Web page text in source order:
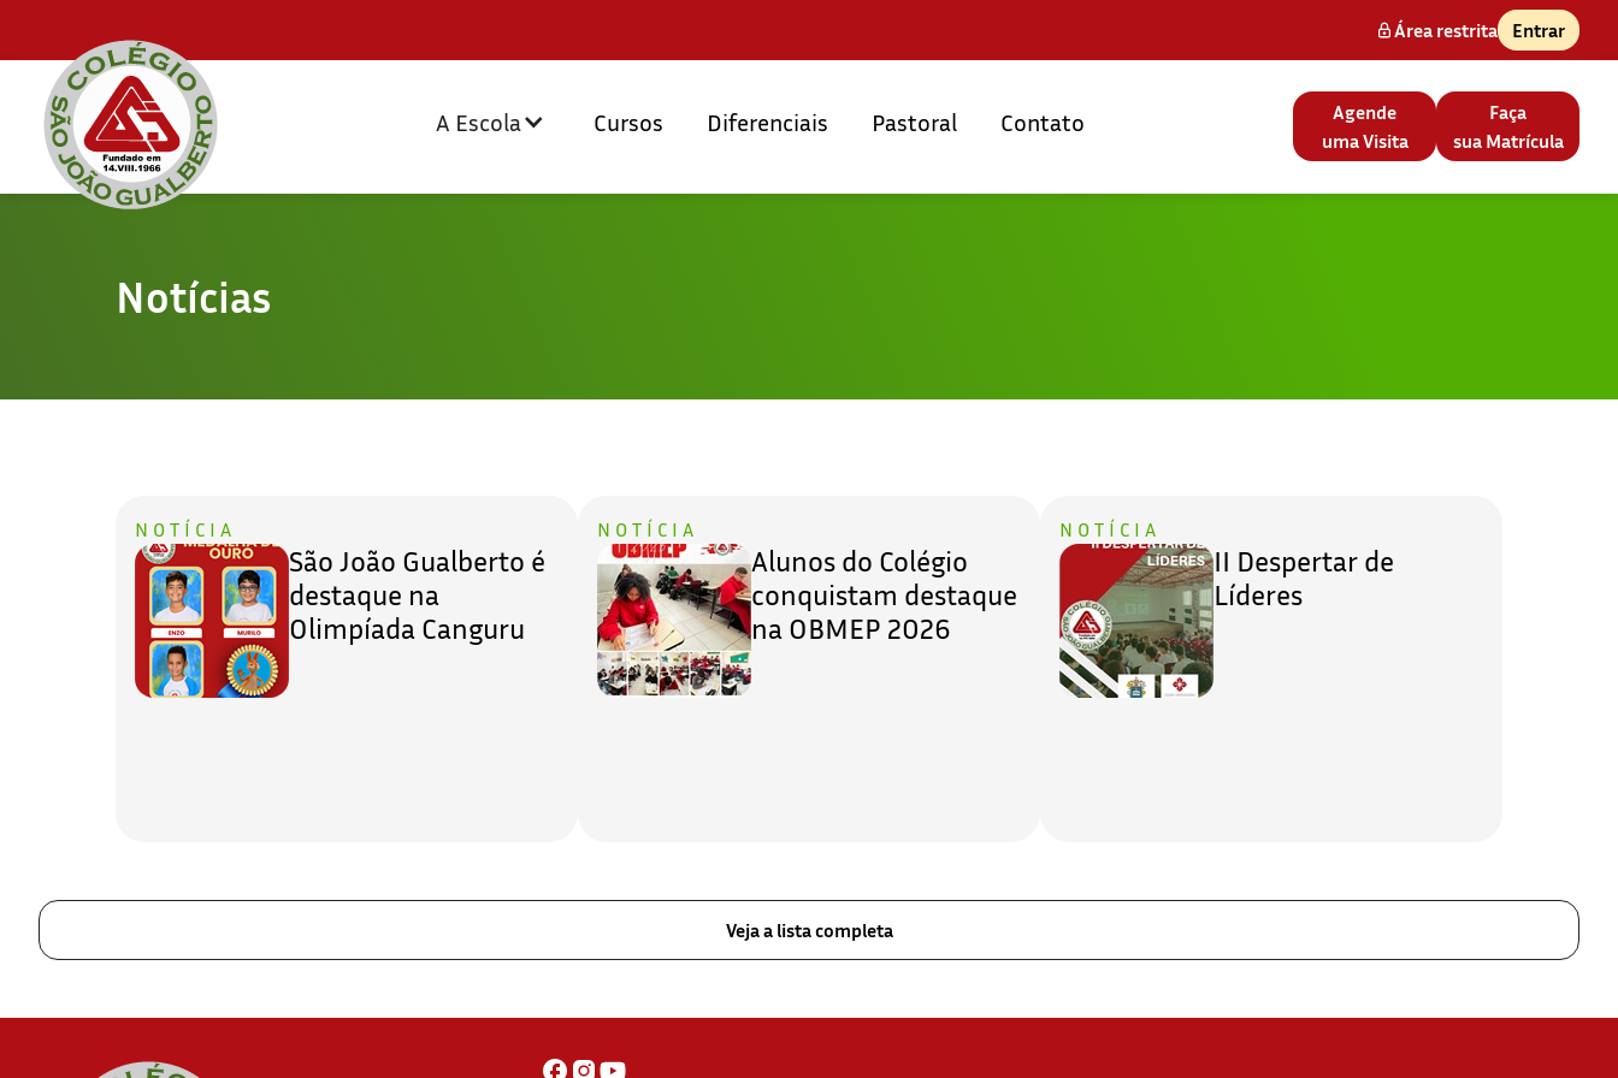
Área restrita Entrar
A Escola Cursos Diferenciais Pastoral Contato
Agende
uma Visita
Faça
sua Matrícula
Notícias
NOTÍCIA
São João Gualberto é
destaque na
Olimpíada Canguru
NOTÍCIA
Alunos do Colégio
conquistam destaque
na OBMEP 2026
NOTÍCIA
II Despertar de
Líderes
Veja a lista completa